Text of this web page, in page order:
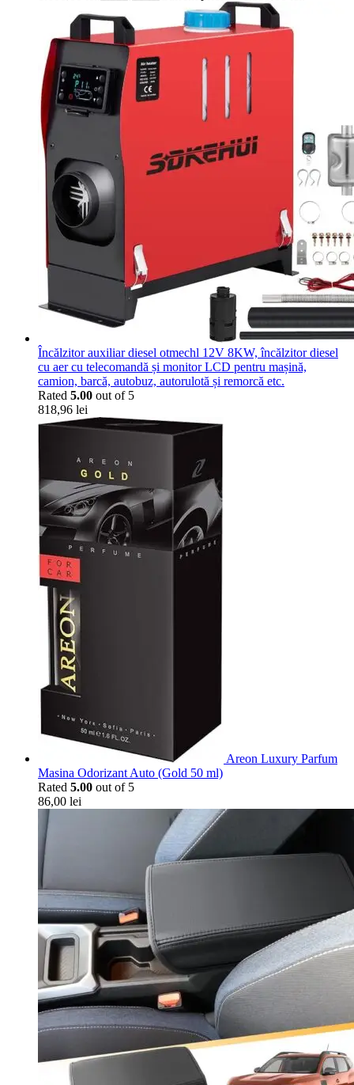
Încălzitor auxiliar diesel otmechl 12V 8KW, încălzitor diesel
cu aer cu telecomandă și monitor LCD pentru mașină,
camion, barcă, autobuz, autorulotă și remorcă etc.
Rated 5.00 out of 5
818,96 lei
Areon Luxury Parfum
Masina Odorizant Auto (Gold 50 ml)
Rated 5.00 out of 5
86,00 lei